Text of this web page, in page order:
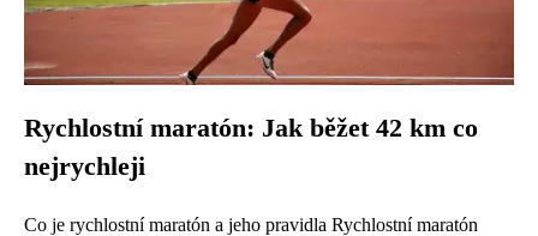
Rychlostní maratón: Jak běžet 42 km co
nejrychleji
Co je rychlostní maratón a jeho pravidla Rychlostní maratón